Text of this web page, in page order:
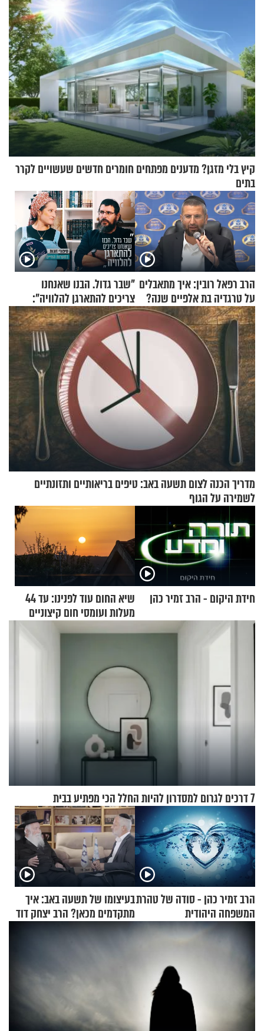
קיץ בלי מזגן? מדענים מפתחים חומרים חדשים שעשויים לקרר
בתים
הרב רפאל רובין: איך מתאבלים
על טרגדיה בת אלפיים שנה?
"שבר גדול. הבנו שאנחנו
צריכים להתארגן להלוויה":
זוגיות במבחן, הפעם עם מרים
וגד דנינו
מדריך הכנה לצום תשעה באב: טיפים בריאותיים ותזונתיים
לשמירה על הגוף
חידת היקום - הרב זמיר כהן
שיא החום עוד לפנינו: עד 44
מעלות ועומסי חום קיצוניים
7 דרכים לגרום למסדרון להיות החלל הכי מפתיע בבית
הרב זמיר כהן - סודה של טהרת
המשפחה היהודית
בעיצומו של תשעה באב: איך
מתקדמים מכאן? הרב יצחק דוד
גרוסמן בשיחה מיוחדת